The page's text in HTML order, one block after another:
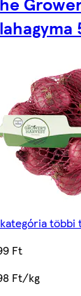
többi
Ft
Ft/kg